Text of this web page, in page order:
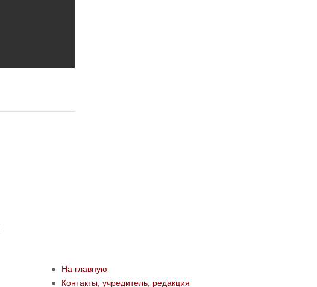
На главную
Контакты, учредитель, редакция